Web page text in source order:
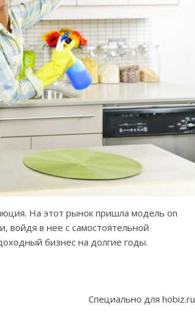
На этот рынок пришла модель on
войдя в нее с самостоятельной
бизнес на долгие годы.
Специально для hobiz.ru